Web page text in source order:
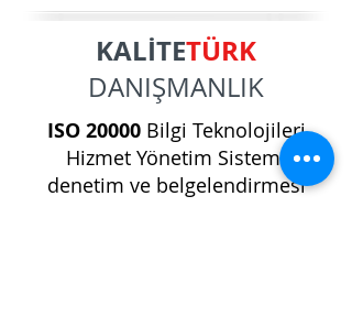
KALİTETÜRK
DANIŞMANLIK
ISO 20000Bilgi Teknolojileri
Hizmet Yönetim Sistemi
denetim ve belgelendirmesi